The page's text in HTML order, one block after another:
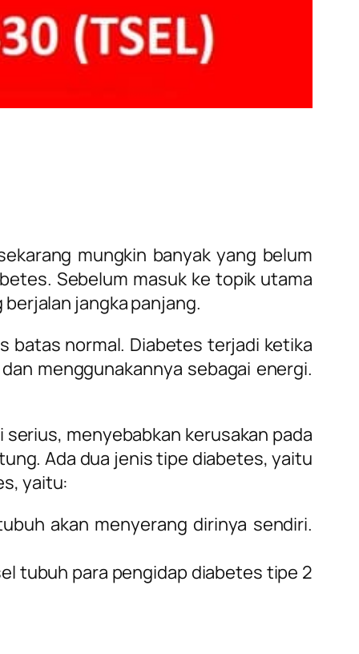
mungkin banyak yang belum
Sebelum masuk ke topik utama
jangka panjang.
batas normal. Diabetes terjadi ketika
menggunakannya sebagai energi.
menyebabkan kerusakan pada
Ada dua jenis tipe diabetes, yaitu
yaitu:
akan menyerang dirinya sendiri.
tubuh para pengidap diabetes tipe 2